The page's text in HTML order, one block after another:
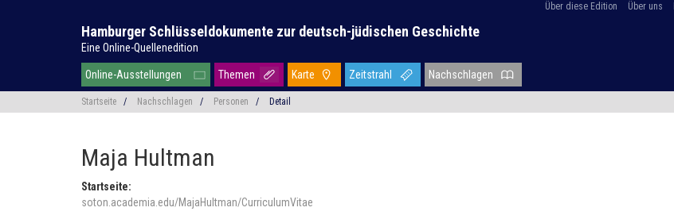
Über diese Edition Über uns
Hamburger Schlüsseldokumente zur deutsch-jüdischen Geschichte
Eine Online-Quellenedition
Online-Ausstellungen Themen Karte Zeitstrahl Nachschlagen
Startseite / Nachschlagen / Personen / Detail
Maja Hultman
Startseite:
soton.academia.edu/MajaHultman/CurriculumVitae